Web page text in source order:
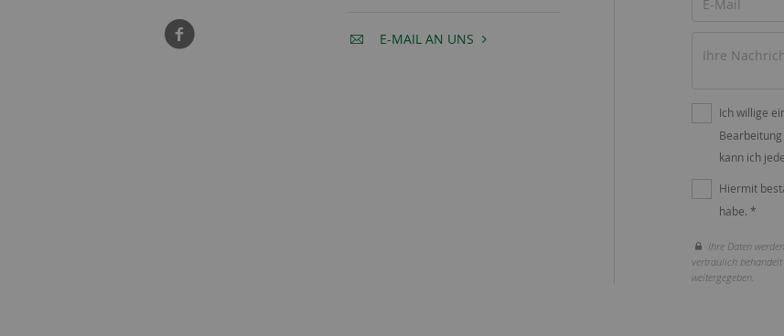
E-MAIL AN UNS
Ich willige
kann ich
Hiermit
habe. *
Ihre Daten
vertraulich
weitergegeben.